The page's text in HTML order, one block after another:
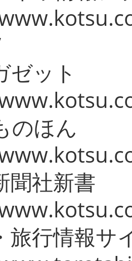
ゼット
のほん
聞社新書
旅行情報サ